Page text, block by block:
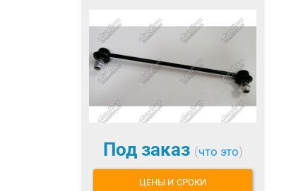
Под заказ (что это)
ЦЕНЫ И СРОКИ